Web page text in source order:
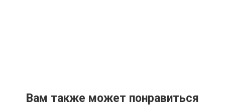
Вам также может понравиться